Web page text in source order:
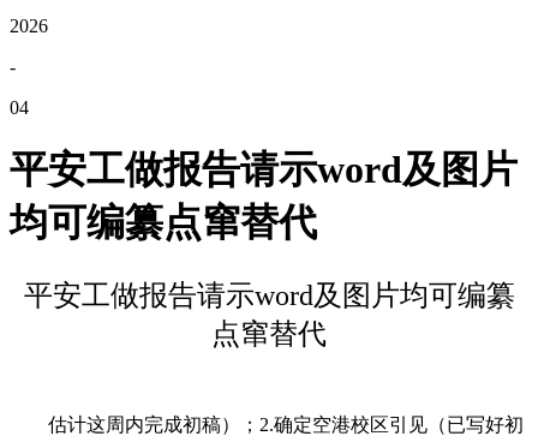
2026
-
04
平安工做报告请示word及图片
均可编纂点窜替代
平安工做报告请示word及图片均可编纂
点窜替代
估计这周内完成初稿）；2.确定空港校区引见（已写好初